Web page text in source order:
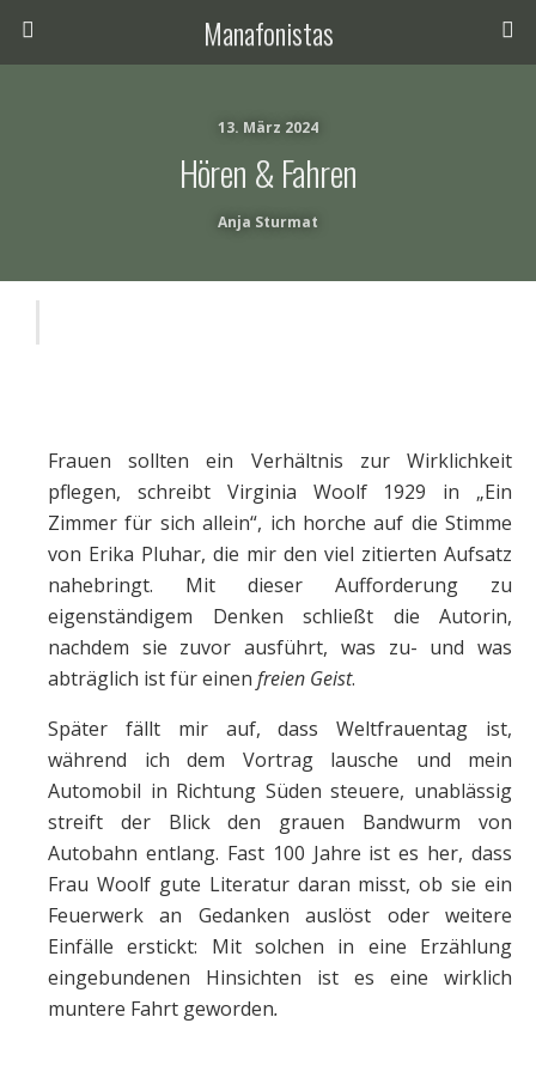
Manafonistas
13. März 2024
Hören & Fahren
Anja Sturmat
Frauen sollten ein Verhältnis zur Wirklichkeit
pflegen, schreibt Virginia Woolf 1929 in „Ein
Zimmer für sich allein“, ich horche auf die Stimme
von Erika Pluhar, die mir den viel zitierten Aufsatz
nahebringt. Mit dieser Aufforderung zu
eigenständigem Denken schließt die Autorin,
nachdem sie zuvor ausführt, was zu- und was
abträglich ist für einen freien Geist.
Später fällt mir auf, dass Weltfrauentag ist,
während ich dem Vortrag lausche und mein
Automobil in Richtung Süden steuere, unablässig
streift der Blick den grauen Bandwurm von
Autobahn entlang. Fast 100 Jahre ist es her, dass
Frau Woolf gute Literatur daran misst, ob sie ein
Feuerwerk an Gedanken auslöst oder weitere
Einfälle erstickt: Mit solchen in eine Erzählung
eingebundenen Hinsichten ist es eine wirklich
muntere Fahrt geworden.